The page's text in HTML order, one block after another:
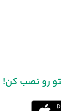
رو نصب کن